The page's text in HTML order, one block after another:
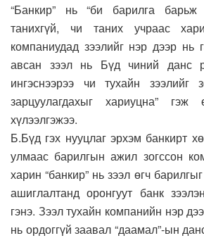
“Банкир” нь “би барилга барьж
танихгүй, чи таних учраас
компаниудад зээлийг нэр дээр нь
авсан зээл нь Бүд чиний данс
ингэснээрээ чи тухайн зээлийг
зарцуулагдахыг хариуцна” гэж
хүлээлгэжээ.
Б.Бүд гэх нууцлаг эрхэм банкирт
улмаас барилгын ажил зогссон
харин “банкир” нь зээл өгч
ашиглалтанд оронгуут банк
гэнэ. Зээл тухайн компанийн нэр
нь ордоггүй заавал “даамал”-ын